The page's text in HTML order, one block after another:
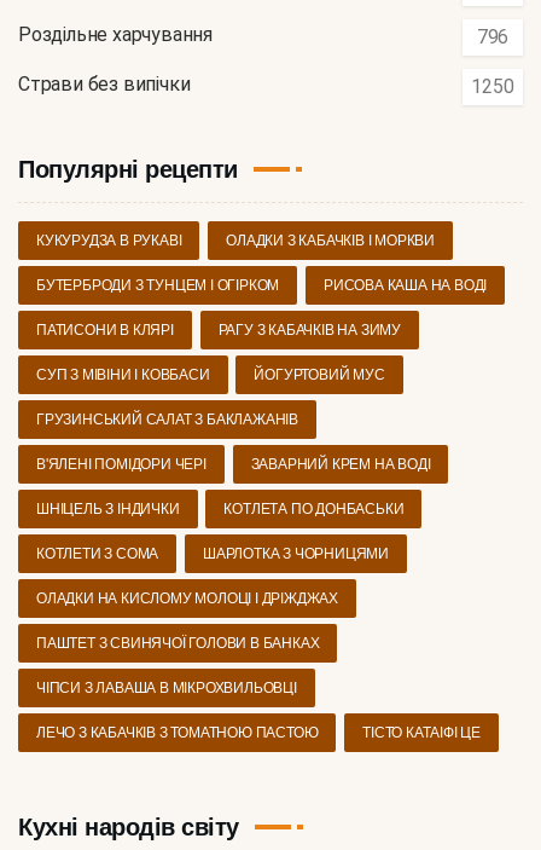
Роздільне харчування 796
Страви без випічки 1250
Популярні рецепти
КУКУРУДЗА В РУКАВІ ОЛАДКИ З КАБАЧКІВ І МОРКВИ
БУТЕРБРОДИ З ТУНЦЕМ І ОГІРКОМ РИСОВА КАША НА ВОДІ
ПАТИСОНИ В КЛЯРІ РАГУ З КАБАЧКІВ НА ЗИМУ
СУП З МІВІНИ І КОВБАСИ ЙОГУРТОВИЙ МУС
ГРУЗИНСЬКИЙ САЛАТ З БАКЛАЖАНІВ
В'ЯЛЕНІ ПОМІДОРИ ЧЕРІ ЗАВАРНИЙ КРЕМ НА ВОДІ
ШНІЦЕЛЬ З ІНДИЧКИ КОТЛЕТА ПО ДОНБАСЬКИ
КОТЛЕТИ З СОМА ШАРЛОТКА З ЧОРНИЦЯМИ
ОЛАДКИ НА КИСЛОМУ МОЛОЦІ І ДРІЖДЖАХ
ПАШТЕТ З СВИНЯЧОЇ ГОЛОВИ В БАНКАХ
ЧІПСИ З ЛАВАША В МІКРОХВИЛЬОВЦІ
ЛЕЧО З КАБАЧКІВ З ТОМАТНОЮ ПАСТОЮ ТІСТО КАТАІФІ ЦЕ
Кухні народів світу